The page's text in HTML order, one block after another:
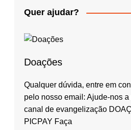
Quer ajudar?
Doações
Qualquer dúvida, entre em
pelo nosso email: Ajude-nos a
canal de evangelização
PICPAY Faça